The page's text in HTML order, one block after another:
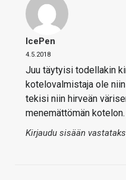
IcePen
4.5.2018
Juu täytyisi todellakin
kotelovalmistaja ole
tekisi niin hirveän
menemättömän kotelon.
Kirjaudu sisään